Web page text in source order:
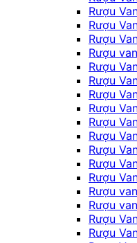
Rượu
Rượu
Rượu
Rượu
Rượu
Rượu
Rượu
Rượu
Rượu
Rượu
Rượu
Rượu
Rượu
Rượu
Rượu
Rượu
Rượu